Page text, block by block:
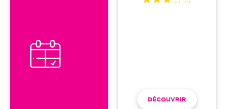
DÉCOUVRIR